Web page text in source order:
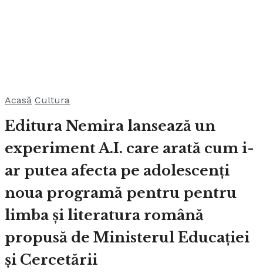
Acasă Cultura
Editura Nemira lansează un
experiment A.I. care arată cum i-
ar putea afecta pe adolescenți
noua programă pentru pentru
limba și literatura română
propusă de Ministerul Educației
și Cercetării